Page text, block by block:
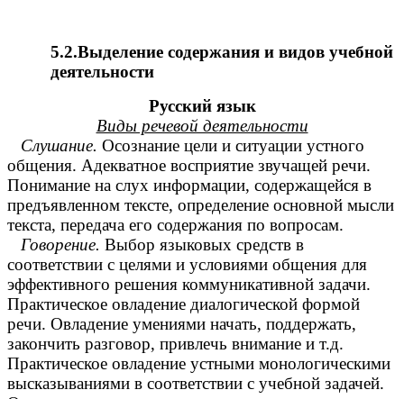
5.2.Выделение содержания и видов учебной
деятельности
Русский язык
Виды речевой деятельности
Слушание. Осознание цели и ситуации устного
общения. Адекватное восприятие звучащей речи.
Понимание на слух информации, содержащейся в
предъявленном тексте, определение основной мысли
текста, передача его содержания по вопросам.
Говорение. Выбор языковых средств в
соответствии с целями и условиями общения для
эффективного решения коммуникативной задачи.
Практическое овладение диалогической формой
речи. Овладение умениями начать, поддержать,
закончить разговор, привлечь внимание и т.д.
Практическое овладение устными монологическими
высказываниями в соответствии с учебной задачей.